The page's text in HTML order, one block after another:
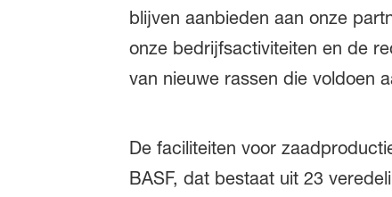
blijven aanbieden aan onze
onze bedrijfsactiviteiten en de
van nieuwe rassen die voldoen
De faciliteiten voor
BASF, dat bestaat uit 23